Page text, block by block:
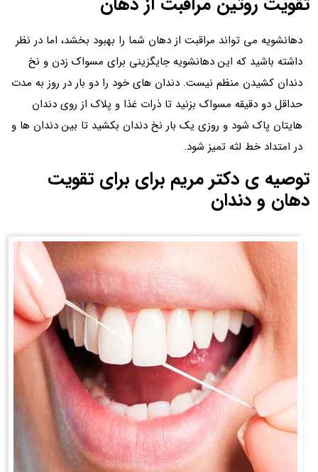
دهانشویه می تواند مراقبت از دهان شما را بهبود بخشد، اما در نظر
داشته باشید که این دهانشویه جایگزینی برای مسواک زدن و نخ
دندان کشیدن منظم نیست. دندان های خود را دو بار در روز به مدت
حداقل دو دقیقه مسواک بزنید تا ذرات غذا و پلاک از روی دندان
هایتان پاک شود و روزی یک بار نخ دندان بکشید تا بین دندان ها و
در امتداد خط لثه تمیز شود.
توصیه ی دکتر مریم برای برای تقویت
دهان و دندان